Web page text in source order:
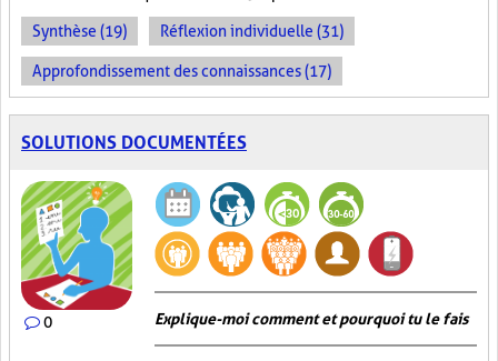
Synthèse (19) Réflexion individuelle (31)
Approfondissement des connaissances (17)
SOLUTIONS DOCUMENTÉES
0 Explique-moi comment et pourquoi tu le fais